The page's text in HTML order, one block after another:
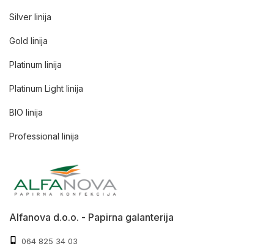
Silver linija
Gold linija
Platinum linija
Platinum Light linija
BIO linija
Professional linija
Alfanova d.o.o. - Papirna galanterija
064 825 34 03